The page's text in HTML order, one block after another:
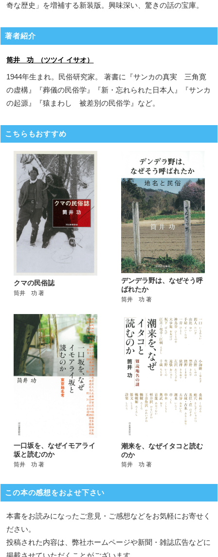
奇な歴史」を増補する新装版。興味深い、驚きの話の宝庫。
著者紹介
筒井 功 （ツツイ イサオ）
1944年生まれ。民俗研究家。 著書に『サンカの真実 三角寛
の虚構』『葬儀の民俗学』『新・忘れられた日本人』『サンカ
の起源』『猿まわし 被差別の民俗学』など。
こちらもおすすめ
クマの民俗誌
筒井 功 著
デンデラ野は、なぜそう呼
ばれたか
筒井 功 著
一口坂を、なぜイモアライ
坂と読むのか
筒井 功 著
潮来を、なぜイタコと読む
のか
筒井 功 著
この本の感想をおよせ下さい
本書をお読みになったご意見・ご感想などをお気軽にお寄せく
ださい。
投稿された内容は、弊社ホームページや新聞・雑誌広告などに